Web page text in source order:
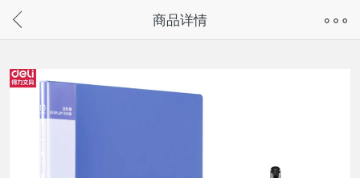
请通过微信或支付宝搜“奇兔客小程序”访问
商品详情